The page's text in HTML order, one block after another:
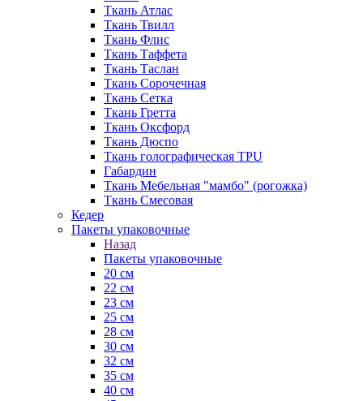
Ткань Атлас
Ткань Твилл
Ткань Флис
Ткань Таффета
Ткань Таслан
Ткань Сорочечная
Ткань Сетка
Ткань Гретта
Ткань Оксфорд
Ткань Дюспо
Ткань голографическая TPU
Габардин
Ткань Мебельная "мамбо" (рогожка)
Ткань Смесовая
Кедер
Пакеты упаковочные
Назад
Пакеты упаковочные
20 см
22 см
23 см
25 см
28 см
30 см
32 см
35 см
40 см